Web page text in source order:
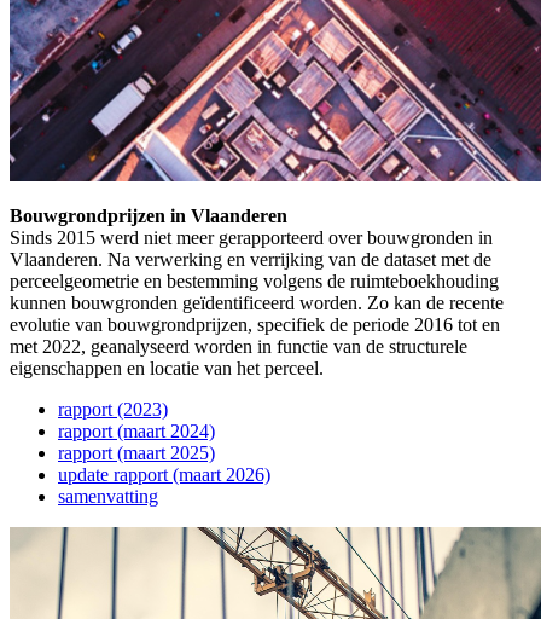
Bouwgrondprijzen in Vlaanderen
Sinds 2015 werd niet meer gerapporteerd over bouwgronden in
Vlaanderen. Na verwerking en verrijking van de dataset met de
perceelgeometrie en bestemming volgens de ruimteboekhouding
kunnen bouwgronden geïdentificeerd worden. Zo kan de recente
evolutie van bouwgrondprijzen, specifiek de periode 2016 tot en
met 2022, geanalyseerd worden in functie van de structurele
eigenschappen en locatie van het perceel.
rapport (2023)
rapport (maart 2024)
rapport (maart 2025)
update rapport (maart 2026)
samenvatting